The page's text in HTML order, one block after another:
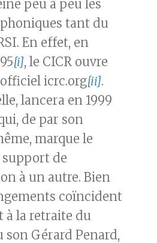
peu à peu les
tant du
En effet, en
[i], le CICR ouvre
icrc.org[ii].
lancera en 1999
de par son
marque le
support de
à un autre. Bien
coïncident
à la retraite du
Gérard Penard,